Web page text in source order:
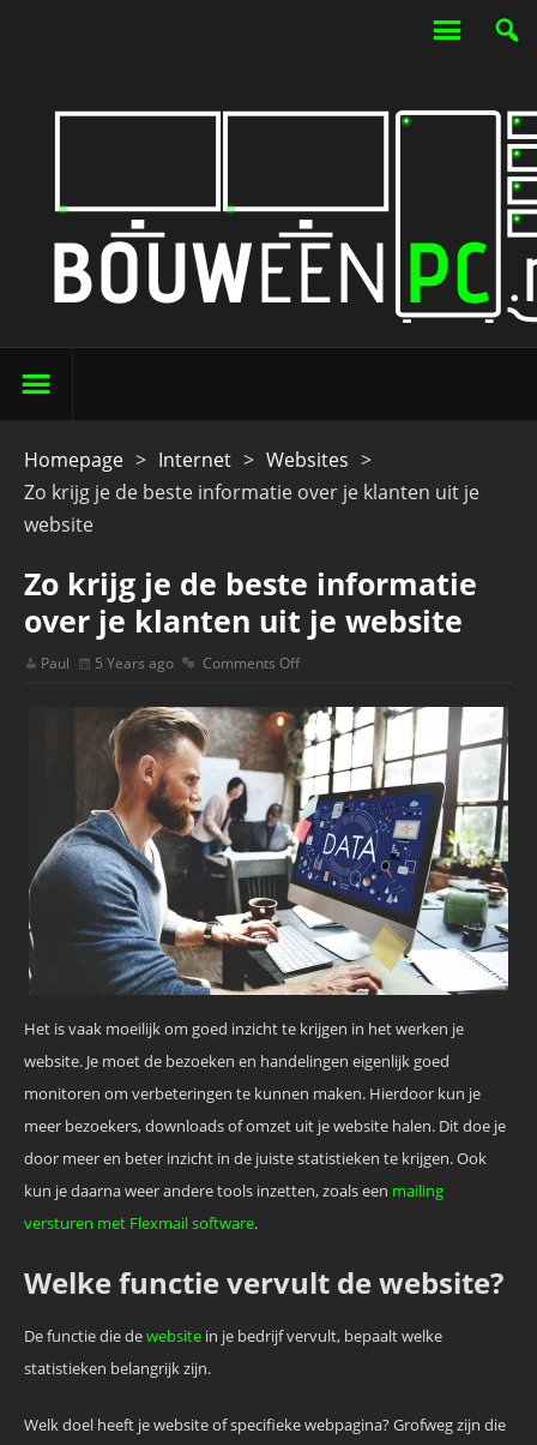
Homepage > Internet > Websites >
Zo krijg je de beste informatie over je klanten uit je
website
Zo krijg je de beste informatie
over je klanten uit je website
Paul 5 Years ago Comments Off
Het is vaak moeilijk om goed inzicht te krijgen in het werken je
website. Je moet de bezoeken en handelingen eigenlijk goed
monitoren om verbeteringen te kunnen maken. Hierdoor kun je
meer bezoekers, downloads of omzet uit je website halen. Dit doe je
door meer en beter inzicht in de juiste statistieken te krijgen. Ook
kun je daarna weer andere tools inzetten, zoals een mailing
versturen met Flexmail software.
Welke functie vervult de website?
De functie die dewebsite in je bedrijf vervult, bepaalt welke
statistieken belangrijk zijn.
Welk doel heeft je website of specifieke webpagina? Grofweg zijn die